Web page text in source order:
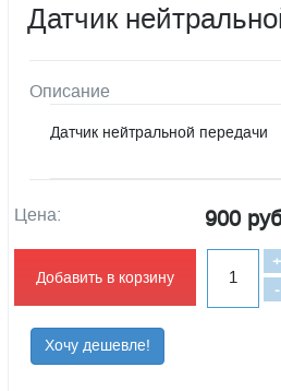
Датчик
Описание
Датчик нейтральной передачи
Цена: 900
Добавить в корзину
-
+
Хочу дешевле!